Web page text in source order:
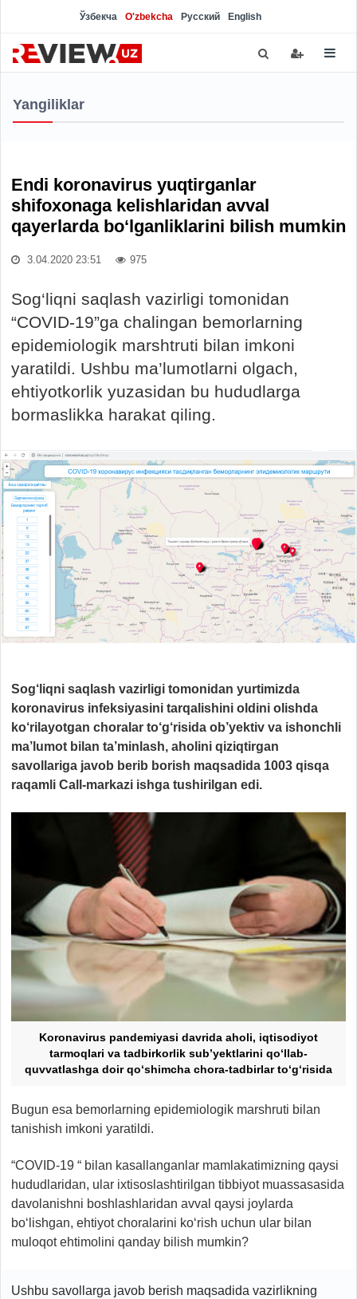
Ўзбекча O'zbekcha Русский English
Yangiliklar
Endi koronavirus yuqtirganlar
shifoxonaga kelishlaridan avval
qayerlarda bo‘lganliklarini bilish mumkin
3.04.2020 23:51 975
Sog‘liqni saqlash vazirligi tomonidan
“COVID-19”ga chalingan bemorlarning
epidemiologik marshtruti bilan imkoni
yaratildi. Ushbu ma’lumotlarni olgach,
ehtiyotkorlik yuzasidan bu hududlarga
bormaslikka harakat qiling.
Sog‘liqni saqlash vazirligi tomonidan yurtimizda
koronavirus infeksiyasini tarqalishini oldini olishda
ko‘rilayotgan choralar to‘g‘risida ob’yektiv va ishonchli
ma’lumot bilan ta’minlash, aholini qiziqtirgan
savollariga javob berib borish maqsadida 1003 qisqa
raqamli Call-markazi ishga tushirilgan edi.
Koronavirus pandemiyasi davrida aholi, iqtisodiyot
tarmoqlari va tadbirkorlik sub’yektlarini qo‘llab-
quvvatlashga doir qo‘shimcha chora-tadbirlar to‘g‘risida
Bugun esa bemorlarning epidemiologik marshruti bilan
tanishish imkoni yaratildi.
“COVID-19 “ bilan kasallanganlar mamlakatimizning qaysi
hududlaridan, ular ixtisoslashtirilgan tibbiyot muassasasida
davolanishni boshlashlaridan avval qaysi joylarda
bo‘lishgan, ehtiyot choralarini ko‘rish uchun ular bilan
muloqot ehtimolini qanday bilish mumkin?
Ushbu savollarga javob berish maqsadida vazirlikning